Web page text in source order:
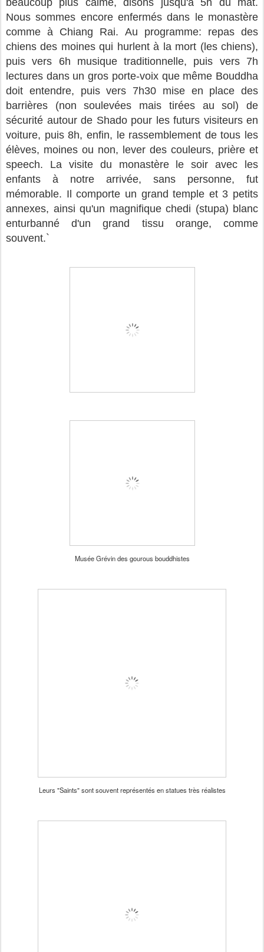
beaucoup plus calme, disons jusqu'à 5h du mat.
Nous sommes encore enfermés dans le monastère
comme à Chiang Rai. Au programme: repas des
chiens des moines qui hurlent à la mort (les chiens),
puis vers 6h musique traditionnelle, puis vers 7h
lectures dans un gros porte-voix que même Bouddha
doit entendre, puis vers 7h30 mise en place des
barrières (non soulevées mais tirées au sol) de
sécurité autour de Shado pour les futurs visiteurs en
voiture, puis 8h, enfin, le rassemblement de tous les
élèves, moines ou non, lever des couleurs, prière et
speech. La visite du monastère le soir avec les
enfants à notre arrivée, sans personne, fut
mémorable. Il comporte un grand temple et 3 petits
annexes, ainsi qu'un magnifique chedi (stupa) blanc
enturbanné d'un grand tissu orange, comme
souvent.`
Musée Grévin des gourous bouddhistes
Leurs "Saints" sont souvent représentés en statues très réalistes